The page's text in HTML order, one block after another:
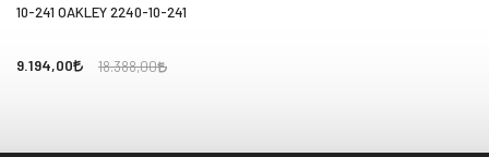
10-241 OAKLEY 2240-10-241
9.194,00 18.388,00